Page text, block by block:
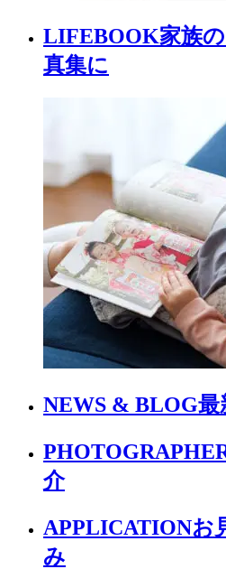
LIFEBOOK家族の
真集に
NEWS & BLOG最
介
APPLICATIONお
み